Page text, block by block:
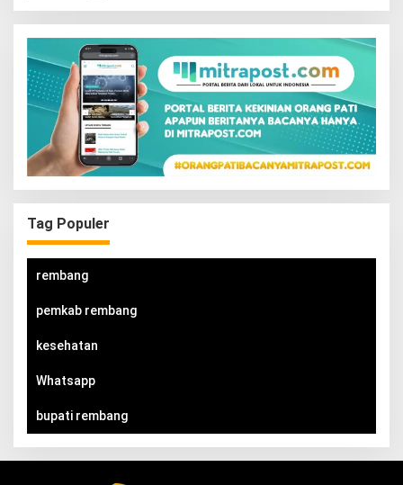
Tag Populer
rembang
pemkab rembang
kesehatan
Whatsapp
bupati rembang